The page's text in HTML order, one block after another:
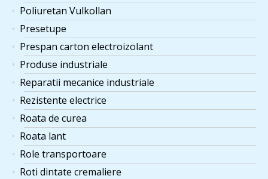
Poliuretan Vulkollan
Presetupe
Prespan carton electroizolant
Produse industriale
Reparatii mecanice industriale
Rezistente electrice
Roata de curea
Roata lant
Role transportoare
Roti dintate cremaliere